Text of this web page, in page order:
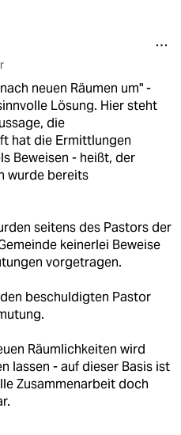
neuen Räumen um" -
Lösung. Hier steht
die
hat die Ermittlungen
Beweisen - heißt, der
wurde bereits
seitens des Pastors der
keinerlei Beweise
vorgetragen.
beschuldigten Pastor
Räumlichkeiten wird
lassen - auf dieser Basis ist
Zusammenarbeit doch